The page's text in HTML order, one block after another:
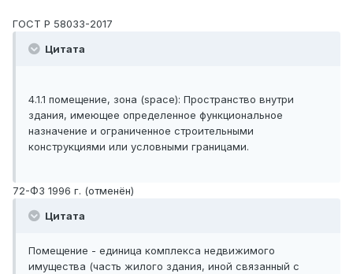
ГОСТ Р 58033-2017
Цитата
4.1.1 помещение, зона (space): Пространство внутри
здания, имеющее определенное функциональное
назначение и ограниченное строительными
конструкциями или условными границами.
72-ФЗ 1996 г. (отменён)
Цитата
Помещение - единица комплекса недвижимого
имущества (часть жилого здания, иной связанный с